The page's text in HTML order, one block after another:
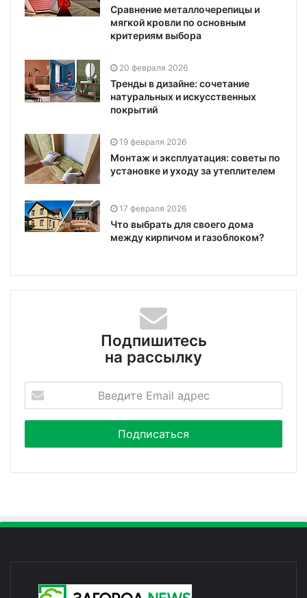
Сравнение металлочерепицы и
мягкой кровли по основным
критериям выбора
20 февраля 2026
Тренды в дизайне: сочетание
натуральных и искусственных
покрытий
19 февраля 2026
Монтаж и эксплуатация: советы по
установке и уходу за утеплителем
17 февраля 2026
Что выбрать для своего дома
между кирпичом и газоблоком?
Подпишитесь
на рассылку